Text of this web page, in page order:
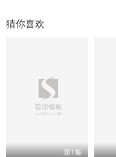
猜你喜欢
第1集